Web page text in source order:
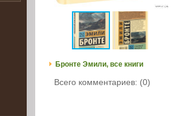
Бронте Эмили, все книги
Всего комментариев: (0)